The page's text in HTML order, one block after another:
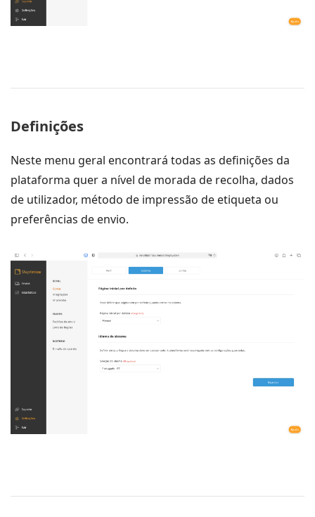
Definições
Neste menu geral encontrará todas as definições da
plataforma quer a nível de morada de recolha, dados
de utilizador, método de impressão de etiqueta ou
preferências de envio.